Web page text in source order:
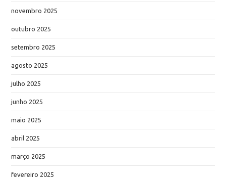
novembro 2025
outubro 2025
setembro 2025
agosto 2025
julho 2025
junho 2025
maio 2025
abril 2025
março 2025
fevereiro 2025